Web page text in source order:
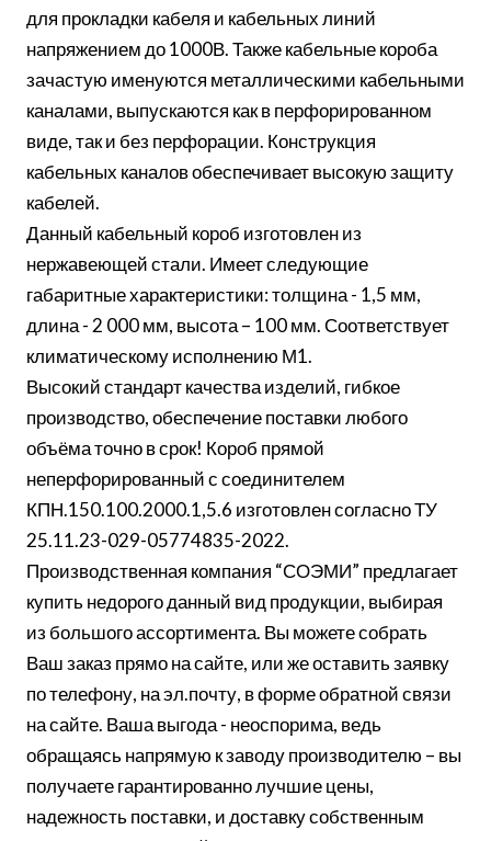
для прокладки кабеля и кабельных линий
напряжением до 1000В. Также кабельные короба
зачастую именуются металлическими кабельными
каналами, выпускаются как в перфорированном
виде, так и без перфорации. Конструкция
кабельных каналов обеспечивает высокую защиту
кабелей.
Данный кабельный короб изготовлен из
нержавеющей стали. Имеет следующие
габаритные характеристики: толщина - 1,5 мм,
длина - 2 000 мм, высота – 100 мм. Соответствует
климатическому исполнению М1.
Высокий стандарт качества изделий, гибкое
производство, обеспечение поставки любого
объёма точно в срок! Короб прямой
неперфорированный с соединителем
КПН.150.100.2000.1,5.6 изготовлен согласно ТУ
25.11.23-029-05774835-2022.
Производственная компания “СОЭМИ” предлагает
купить недорого данный вид продукции, выбирая
из большого ассортимента. Вы можете собрать
Ваш заказ прямо на сайте, или же оставить заявку
по телефону, на эл.почту, в форме обратной связи
на сайте. Ваша выгода - неоспорима, ведь
обращаясь напрямую к заводу производителю – вы
получаете гарантированно лучшие цены,
надежность поставки, и доставку собственным